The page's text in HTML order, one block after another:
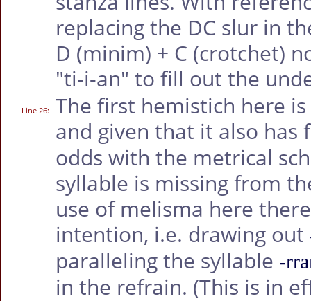
replacing the DC slur in
D (minim) + C (crotchet)
"ti-i-an" to fill out the
Line 26:
The first hemistich here
and given that it also has
odds with the metrical
syllable is missing from
use of melisma here
intention, i.e. drawing out
paralleling the syllable -
in the refrain. (This is in